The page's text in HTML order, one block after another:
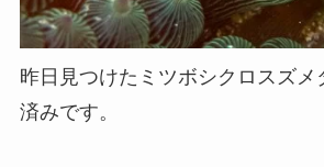
昨日見つけたミツボシクロスズメ
済みです。